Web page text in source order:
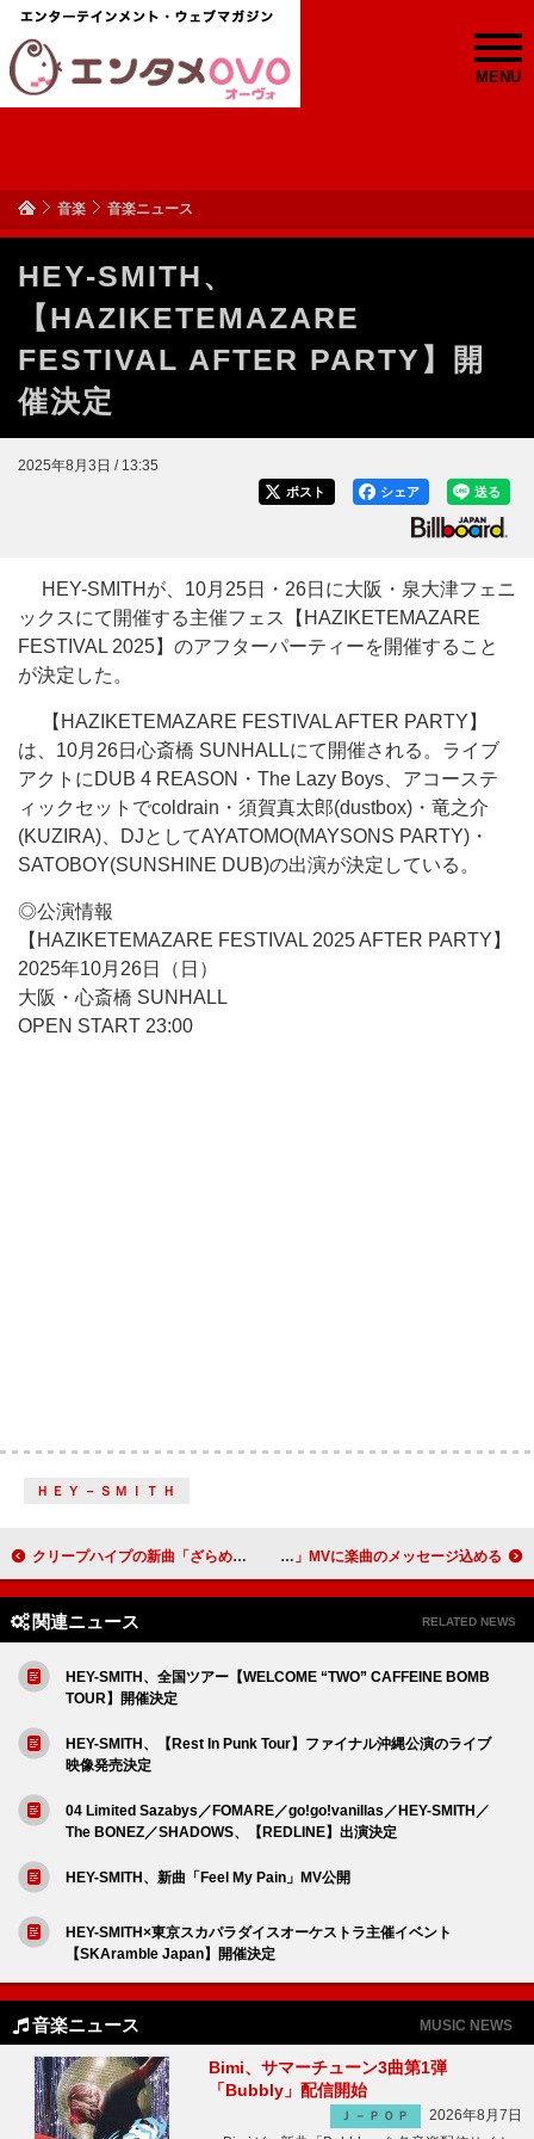
MENU
音楽 音楽ニュース
HEY-SMITH、
【HAZIKETEMAZARE
FESTIVAL AFTER PARTY】開
催決定
2025年8月3日 / 13:35
送る
シェア
ポスト
HEY-SMITHが、10月25日・26日に大阪・泉大津フェニ
ックスにて開催する主催フェス【HAZIKETEMAZARE
FESTIVAL 2025】のアフターパーティーを開催すること
が決定した。
【HAZIKETEMAZARE FESTIVAL AFTER PARTY】
は、10月26日心斎橋 SUNHALLにて開催される。ライブ
アクトにDUB 4 REASON・The Lazy Boys、アコーステ
ィックセットでcoldrain・須賀真太郎(dustbox)・竜之介
(KUZIRA)、DJとしてAYATOMO(MAYSONS PARTY)・
SATOBOY(SUNSHINE DUB)の出演が決定している。
◎公演情報
【HAZIKETEMAZARE FESTIVAL 2025 AFTER PARTY】
2025年10月26日（日）
大阪・心斎橋 SUNHALL
OPEN START 23:00
ＨＥＹ－ＳＭＩＴＨ
クリープハイプの新曲「ざらめき」MV、タイ（やさしいズ）が死を覚悟しながら過ごす6日間を描く BEOMGYU（TOMORROW X TOGETHER）、ソロ曲「Take My Half」MVに楽曲のメッセージ込める
関連ニュース RELATED NEWS
HEY-SMITH、全国ツアー【WELCOME “TWO” CAFFEINE BOMB
TOUR】開催決定
HEY-SMITH、【Rest In Punk Tour】ファイナル沖縄公演のライブ
映像発売決定
04 Limited Sazabys／FOMARE／go!go!vanillas／HEY-SMITH／
The BONEZ／SHADOWS、【REDLINE】出演決定
HEY-SMITH、新曲「Feel My Pain」MV公開
HEY-SMITH×東京スカパラダイスオーケストラ主催イベント
【SKAramble Japan】開催決定
音楽ニュース MUSIC NEWS
Bimi、サマーチューン3曲第1弾
「Bubbly」配信開始
Ｊ－ＰＯＰ
2026年8月7日